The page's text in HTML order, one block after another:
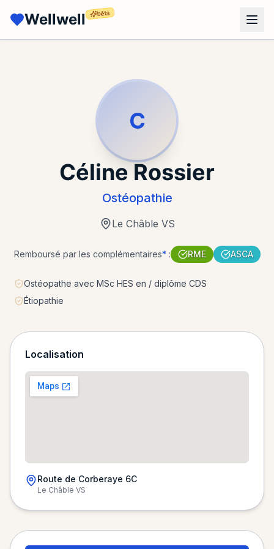
Wellwell bêta
C
Céline Rossier
Ostéopathie
Le Châble VS
Remboursé par les complémentaires*: RME ASCA
Ostéopathe avec MSc HES en / diplôme CDS
Étiopathie
Localisation
Chargement de la carte…
Route de Corberaye 6C
Le Châble VS